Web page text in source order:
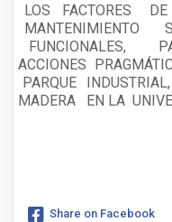
LOS FACTORES
MANTENIMIENTO
FUNCIONALES,
ACCIONES
PARQUE
MADERA EN LA
Share on Facebook